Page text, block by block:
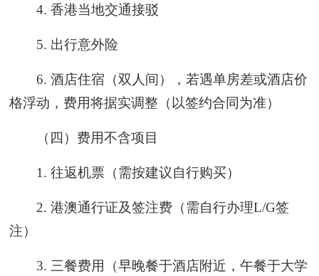
4. 香港当地交通接驳
5. 出行意外险
6. 酒店住宿（双人间），若遇单房差或酒店价
格浮动，费用将据实调整（以签约合同为准）
（四）费用不含项目
1. 往返机票（需按建议自行购买）
2. 港澳通行证及签注费（需自行办理L/G签
注）
3. 三餐费用（早晚餐于酒店附近，午餐于大学